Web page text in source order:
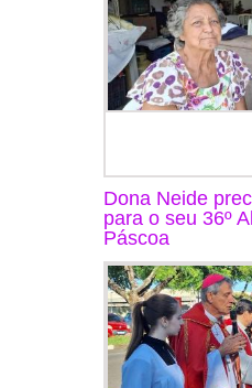
Dona Neide
para o seu 36º
Páscoa